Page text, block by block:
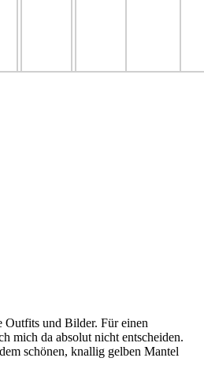
Outfits und Bilder. Für einen
mich da absolut nicht entscheiden.
schönen, knallig gelben Mantel